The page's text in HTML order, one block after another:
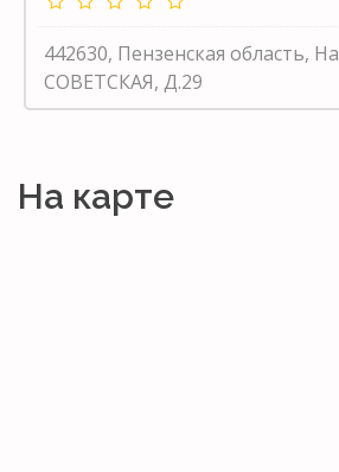
442630, Пензенская область,
СОВЕТСКАЯ, Д.29
На карте